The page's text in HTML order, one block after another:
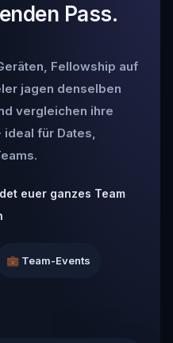
Pass.
Fellowship auf
jagen denselben
vergleichen ihre
für Dates,
euer ganzes Team
💼 Team-Events